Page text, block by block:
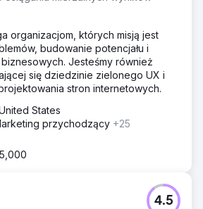
organizacjom, których misją jest
budowanie potencjału i
Jesteśmy również
się dziedzinie zielonego UX i
stron internetowych.
States
przychodzący +25
4.5